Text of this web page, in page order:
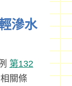
滲水
第132
關條